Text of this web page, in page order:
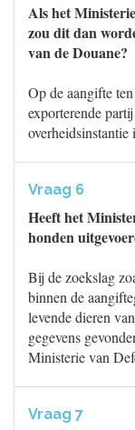
Als het
zou dit dan
van de Douane?
Op de aangifte
exporterende
Vraag 6
Heeft het
honden
Bij de zoekslag
binnen de
levende dieren
gegevens
Ministerie van
Vraag 7